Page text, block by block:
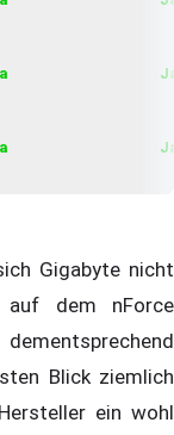
Gigabyte nicht
auf dem nForce
Blick ziemlich
ein wohl